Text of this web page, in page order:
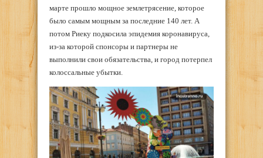
марте прошло мощное землетрясение, которое
было самым мощным за последние 140 лет. А
потом Риеку подкосила эпидемия коронавируса,
из-за которой спонсоры и партнеры не
выполнили свои обязательства, и город потерпел
колоссальные убытки.